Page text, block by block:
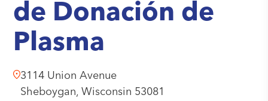
de Donación de
Plasma
3114 Union Avenue
Sheboygan,Wisconsin 53081